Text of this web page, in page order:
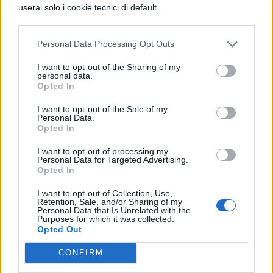
userai solo i cookie tecnici di default.
Personal Data Processing Opt Outs
I want to opt-out of the Sharing of my
personal data.
Opted In
I want to opt-out of the Sale of my
Personal Data.
Opted In
I want to opt-out of processing my
Personal Data for Targeted Advertising.
Opted In
I want to opt-out of Collection, Use,
Retention, Sale, and/or Sharing of my
Personal Data that Is Unrelated with the
Purposes for which it was collected.
Opted Out
CONFIRM
che ha perso con questo strano patto
stipulato conLisara Restor, la bella Dea
della Morte.
Lisara si trova nel mondo degli uomini per
cercare un determinato soggetto. Allora
stringe un aptto con Ryosuke: lui le presterà
le energie per questa sua cerca. Per salvarsi
la vita Ryosuke è costretto ad accettare e
inevitabilmente finirà per innamorarsi della
shinigami.
Via |AnimeNewsNetwork
COMMENTI